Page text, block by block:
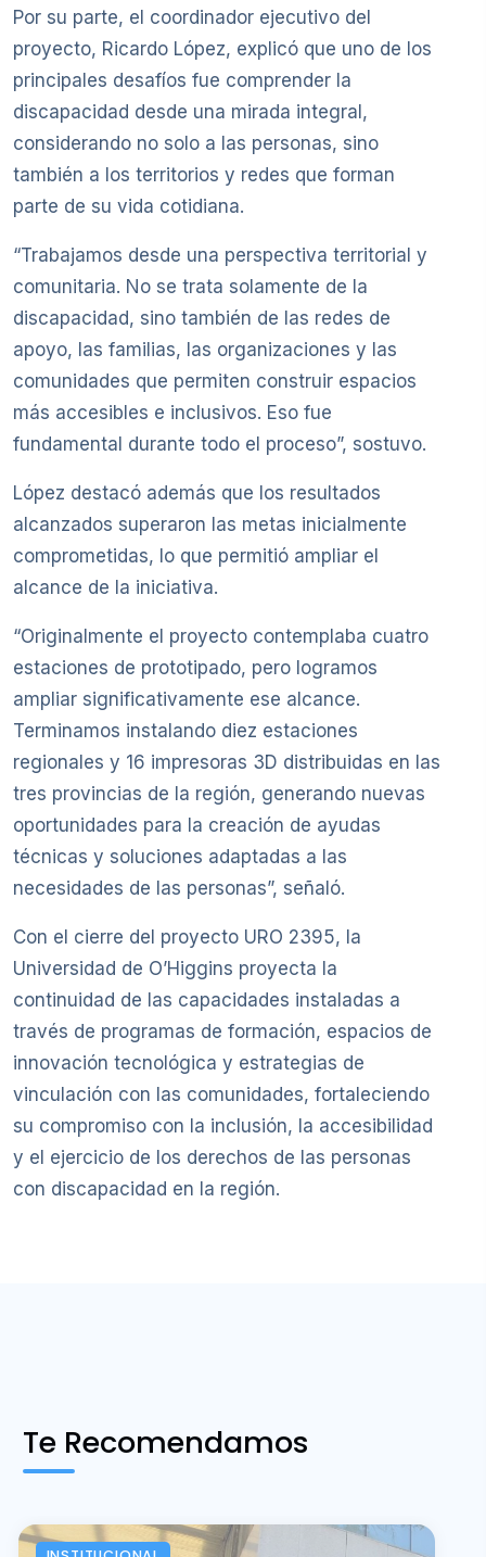
Por su parte, el coordinador ejecutivo del
proyecto, Ricardo López, explicó que uno de los
principales desafíos fue comprender la
discapacidad desde una mirada integral,
considerando no solo a las personas, sino
también a los territorios y redes que forman
parte de su vida cotidiana.
“Trabajamos desde una perspectiva territorial y
comunitaria. No se trata solamente de la
discapacidad, sino también de las redes de
apoyo, las familias, las organizaciones y las
comunidades que permiten construir espacios
más accesibles e inclusivos. Eso fue
fundamental durante todo el proceso”, sostuvo.
López destacó además que los resultados
alcanzados superaron las metas inicialmente
comprometidas, lo que permitió ampliar el
alcance de la iniciativa.
“Originalmente el proyecto contemplaba cuatro
estaciones de prototipado, pero logramos
ampliar significativamente ese alcance.
Terminamos instalando diez estaciones
regionales y 16 impresoras 3D distribuidas en las
tres provincias de la región, generando nuevas
oportunidades para la creación de ayudas
técnicas y soluciones adaptadas a las
necesidades de las personas”, señaló.
Con el cierre del proyecto URO 2395, la
Universidad de O’Higgins proyecta la
continuidad de las capacidades instaladas a
través de programas de formación, espacios de
innovación tecnológica y estrategias de
vinculación con las comunidades, fortaleciendo
su compromiso con la inclusión, la accesibilidad
y el ejercicio de los derechos de las personas
con discapacidad en la región.
Te Recomendamos